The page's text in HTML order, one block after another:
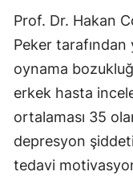
Prof. Dr. Hakan
Peker tarafından
oynama
erkek hasta
ortalaması 35
depresyon
tedavi